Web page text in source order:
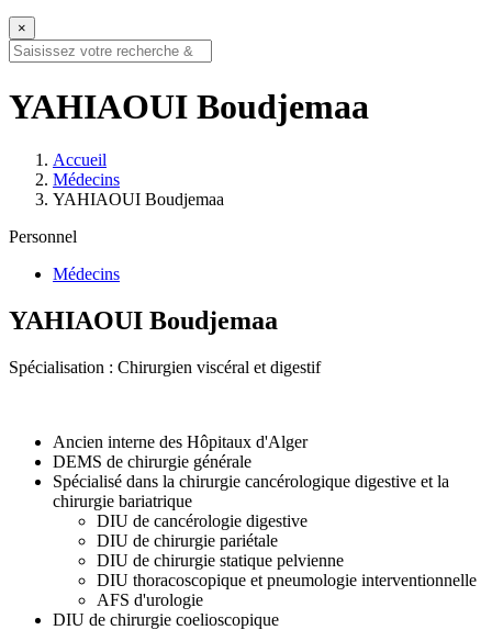
×
YAHIAOUI Boudjemaa
Accueil
Médecins
YAHIAOUI Boudjemaa
Personnel
Médecins
YAHIAOUI Boudjemaa
Spécialisation : Chirurgien viscéral et digestif
Ancien interne des Hôpitaux d'Alger
DEMS de chirurgie générale
Spécialisé dans la chirurgie cancérologique digestive et la
chirurgie bariatrique
DIU de cancérologie digestive
DIU de chirurgie pariétale
DIU de chirurgie statique pelvienne
DIU thoracoscopique et pneumologie interventionnelle
AFS d'urologie
DIU de chirurgie coelioscopique